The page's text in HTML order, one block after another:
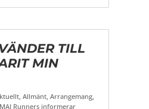
TILL
MIN
, Allmänt, Arrangemang,
MAI Runners informerar